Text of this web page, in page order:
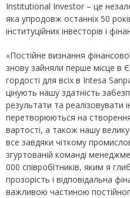
Institutional Investor – це
яка упродовж останніх 50
інституційних інвесторів і
«Постійне визнання
знову зайняли перше місце в
гордості для всіх в Intesa
цінують нашу здатність
результати та реалізовувати
перетворюються на
вартості, а також нашу
все завдяки чіткому
згуртованій команді
000 співробітників, яким я
прозорість і відповідальна
важливою частиною